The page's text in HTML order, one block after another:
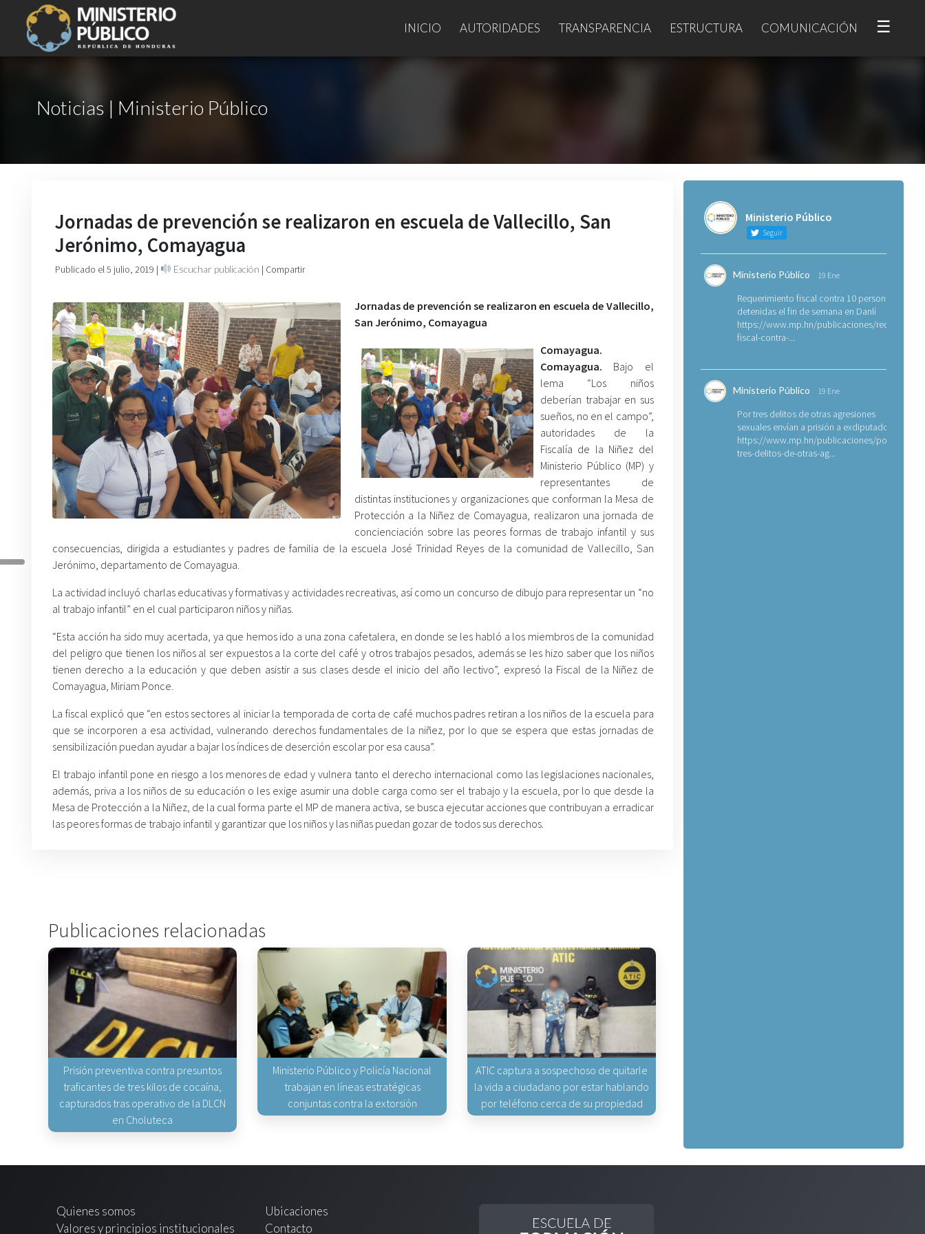
INICIO AUTORIDADES TRANSPARENCIA ESTRUCTURA COMUNICACIÓN ☰
Noticias | Ministerio Público
Jornadas de prevención se realizaron en escuela de Vallecillo, San
Jerónimo, Comayagua
Publicado el 5 julio, 2019 | Escuchar publicación | Compartir
Jornadas de prevención se realizaron en escuela de Vallecillo,
San Jerónimo, Comayagua
Comayagua.
Comayagua. Bajo el
lema “Los niños
deberían trabajar en sus
sueños, no en el campo”,
autoridades de la
Fiscalía de la Niñez del
Ministerio Público (MP) y
representantes de
distintas instituciones y organizaciones que conforman la Mesa de
Protección a la Niñez de Comayagua, realizaron una jornada de
concienciación sobre las peores formas de trabajo infantil y sus
consecuencias, dirigida a estudiantes y padres de familia de la escuela José Trinidad Reyes de la comunidad de Vallecillo, San
Jerónimo, departamento de Comayagua.
La actividad incluyó charlas educativas y formativas y actividades recreativas, así como un concurso de dibujo para representar un “no
al trabajo infantil” en el cual participaron niños y niñas.
“Esta acción ha sido muy acertada, ya que hemos ido a una zona cafetalera, en donde se les habló a los miembros de la comunidad
del peligro que tienen los niños al ser expuestos a la corte del café y otros trabajos pesados, además se les hizo saber que los niños
tienen derecho a la educación y que deben asistir a sus clases desde el inicio del año lectivo”, expresó la Fiscal de la Niñez de
Comayagua, Miriam Ponce.
La fiscal explicó que “en estos sectores al iniciar la temporada de corta de café muchos padres retiran a los niños de la escuela para
que se incorporen a esa actividad, vulnerando derechos fundamentales de la niñez, por lo que se espera que estas jornadas de
sensibilización puedan ayudar a bajar los índices de deserción escolar por esa causa”.
El trabajo infantil pone en riesgo a los menores de edad y vulnera tanto el derecho internacional como las legislaciones nacionales,
además, priva a los niños de su educación o les exige asumir una doble carga como ser el trabajo y la escuela, por lo que desde la
Mesa de Protección a la Niñez, de la cual forma parte el MP de manera activa, se busca ejecutar acciones que contribuyan a erradicar
las peores formas de trabajo infantil y garantizar que los niños y las niñas puedan gozar de todos sus derechos.
Publicaciones relacionadas
Prisión preventiva contra presuntos
traficantes de tres kilos de cocaína,
capturados tras operativo de la DLCN
en Choluteca
Ministerio Público y Policía Nacional
trabajan en líneas estratégicas
conjuntas contra la extorsión
ATIC captura a sospechoso de quitarle
la vida a ciudadano por estar hablando
por teléfono cerca de su propiedad
Ministerio Público
Seguir
Ministerio Público 19 Ene
Requerimiento fiscal contra 10 personas
detenidas el fin de semana en Danlí
https://www.mp.hn/publicaciones/
fiscal-contra-...
Ministerio Público 19 Ene
Por tres delitos de otras agresiones
sexuales envían a prisión a exdiputado
https://www.mp.hn/publicaciones/por-
tres-delitos-de-otras-ag...
Quienes somos
Valores y principios institucionales
Ubicaciones
Contacto